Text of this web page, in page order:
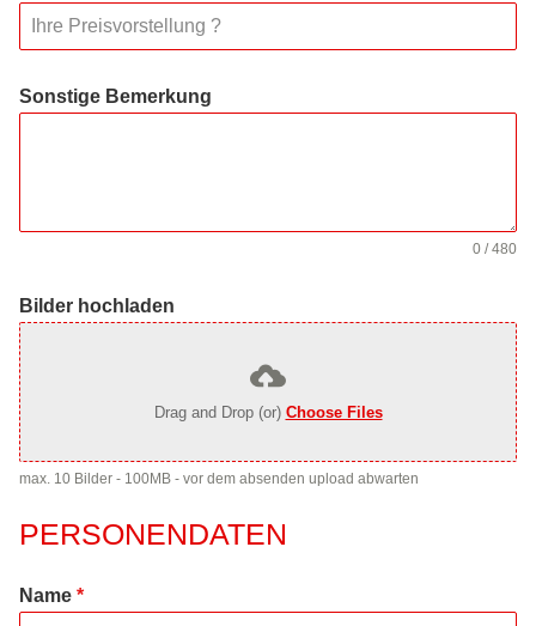
Sonstige Bemerkung
0 / 480
Bilder hochladen
Drag and Drop (or) Choose Files
max. 10 Bilder - 100MB - vor dem absenden upload abwarten
PERSONENDATEN
Name *